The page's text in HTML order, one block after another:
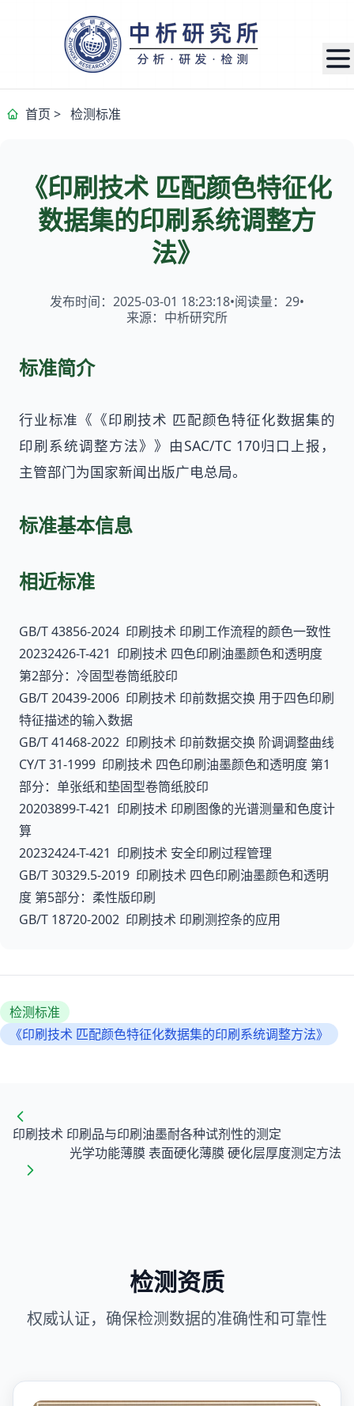
首页 > 检测标准
《印刷技术 匹配颜色特征化
数据集的印刷系统调整方
法》
发布时间：2025-03-01 18:23:18•阅读量： 29•
来源：中析研究所
标准简介
行业标准《《印刷技术 匹配颜色特征化数据集的
印刷系统调整方法》》由SAC/TC 170归口上报，
主管部门为国家新闻出版广电总局。
标准基本信息
相近标准
GB/T 43856-2024 印刷技术 印刷工作流程的颜色一致性
20232426-T-421 印刷技术 四色印刷油墨颜色和透明度
第2部分：冷固型卷筒纸胶印
GB/T 20439-2006 印刷技术 印前数据交换 用于四色印刷
特征描述的输入数据
GB/T 41468-2022 印刷技术 印前数据交换 阶调调整曲线
CY/T 31-1999 印刷技术 四色印刷油墨颜色和透明度 第1
部分：单张纸和垫固型卷筒纸胶印
20203899-T-421 印刷技术 印刷图像的光谱测量和色度计
算
20232424-T-421 印刷技术 安全印刷过程管理
GB/T 30329.5-2019 印刷技术 四色印刷油墨颜色和透明
度 第5部分：柔性版印刷
GB/T 18720-2002 印刷技术 印刷测控条的应用
检测标准
《印刷技术 匹配颜色特征化数据集的印刷系统调整方法》
印刷技术 印刷品与印刷油墨耐各种试剂性的测定
光学功能薄膜 表面硬化薄膜 硬化层厚度测定方法
检测资质
权威认证，确保检测数据的准确性和可靠性